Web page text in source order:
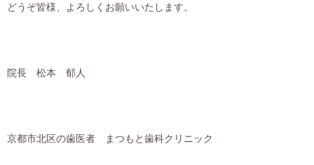
どうぞ皆様、よろしくお願いいたします。
院長 松本 郁人
京都市北区の歯医者 まつもと歯科クリニック